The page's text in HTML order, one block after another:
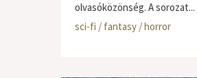
olvasóközönség. A sorozat...
sci-fi / fantasy / horror